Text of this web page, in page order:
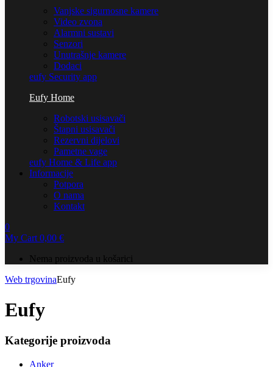
Vanjske sigurnosne kamere
Video zvona
Alarmni sustavi
Senzori
Unutrašnje kamere
Dodaci
eufy Security app
Eufy Home
Robotski usisavači
Štapni usisavači
Rezervni dijelovi
Pametne vage
eufy Home & Life app
Informacije
Potpora
O nama
Kontakt
0
My Cart0,00 €
Nema proizvoda u košarici
Web trgovinaEufy
Eufy
Kategorije proizvoda
Anker